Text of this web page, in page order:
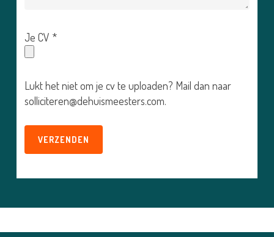
Je CV *
Lukt het niet om je cv te uploaden? Mail dan naar
solliciteren@dehuismeesters.com.